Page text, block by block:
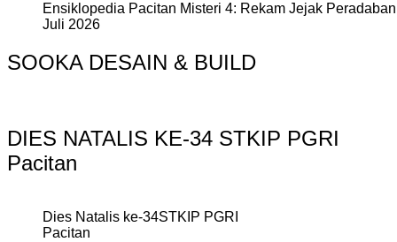
Ensiklopedia Pacitan Misteri 4: Rekam Jejak
Juli 2026
SOOKA DESAIN & BUILD
DIES NATALIS KE-34 STKIP PGRI
Pacitan
Dies Natalis ke-34STKIP PGRI
Pacitan